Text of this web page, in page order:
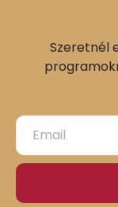
Szeretnél